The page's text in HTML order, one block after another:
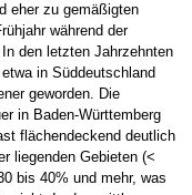
eher zu gemäßigten
während der
den letzten Jahrzehnten
in Süddeutschland
geworden. Die
in Baden-Württemberg
flächendeckend deutlich
liegenden Gebieten (<
bis 40% und mehr, was